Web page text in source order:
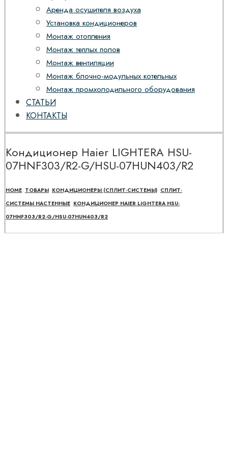
Аренда осушителя воздуха
Установка кондиционеров
Монтаж отопления
Монтаж теплых полов
Монтаж вентиляции
Монтаж блочно-модульных котельных
Монтаж промхолодильного оборудования
СТАТЬИ
КОНТАКТЫ
Кондиционер Haier LIGHTERA HSU-
07HNF303/R2-G/HSU-07HUN403/R2
HOME ТОВАРЫ КОНДИЦИОНЕРЫ (СПЛИТ-СИСТЕМЫ) СПЛИТ-
СИСТЕМЫ НАСТЕННЫЕ КОНДИЦИОНЕР HAIER LIGHTERA HSU-
07HNF303/R2-G/HSU-07HUN403/R2